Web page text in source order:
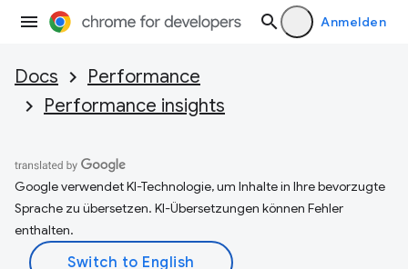
Anmelden
Docs
Performance
Performance insights
Google verwendet KI-Technologie, um Inhalte in Ihre bevorzugte
Sprache zu übersetzen. KI-Übersetzungen können Fehler
enthalten.